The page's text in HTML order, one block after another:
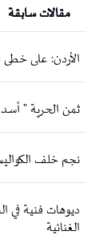
مقالات سابقة
الأردن: على خطى
ثمن الحرية "
نجم خلف
ديوهات فنية في
الغنائية